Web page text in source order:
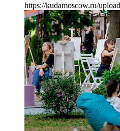
https://kudamoscow.ru/